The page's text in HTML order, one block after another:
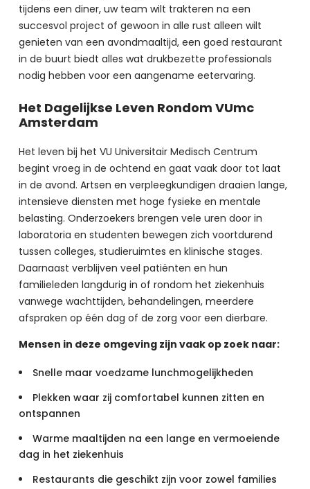
tijdens een diner, uw team wilt trakteren na een
succesvol project of gewoon in alle rust alleen wilt
genieten van een avondmaaltijd, een goed restaurant
in de buurt biedt alles wat drukbezette professionals
nodig hebben voor een aangename eetervaring.
Het Dagelijkse Leven Rondom VUmc
Amsterdam
Het leven bij het VU Universitair Medisch Centrum
begint vroeg in de ochtend en gaat vaak door tot laat
in de avond. Artsen en verpleegkundigen draaien lange,
intensieve diensten met hoge fysieke en mentale
belasting. Onderzoekers brengen vele uren door in
laboratoria en studenten bewegen zich voortdurend
tussen colleges, studieruimtes en klinische stages.
Daarnaast verblijven veel patiënten en hun
familieleden langdurig in of rondom het ziekenhuis
vanwege wachttijden, behandelingen, meerdere
afspraken op één dag of de zorg voor een dierbare.
Mensen in deze omgeving zijn vaak op zoek naar:
Snelle maar voedzame lunchmogelijkheden
Plekken waar zij comfortabel kunnen zitten en
ontspannen
Warme maaltijden na een lange en vermoeiende
dag in het ziekenhuis
Restaurants die geschikt zijn voor zowel families